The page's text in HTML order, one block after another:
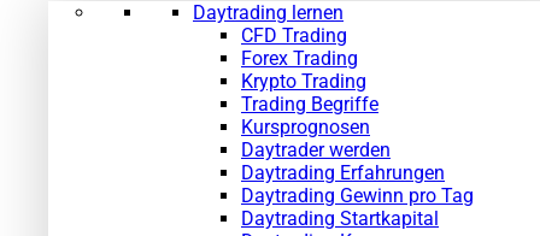
Daytrading lernen
CFD Trading
Forex Trading
Krypto Trading
Trading Begriffe
Kursprognosen
Daytrader werden
Daytrading Erfahrungen
Daytrading Gewinn pro Tag
Daytrading Startkapital